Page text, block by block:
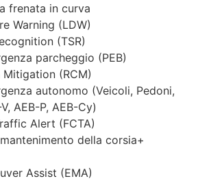
frenata in curva
Warning (LDW)
(TSR)
parcheggio (PEB)
Mitigation (RCM)
autonomo (Veicoli, Pedoni,
AEB-P, AEB-Cy)
Alert (FCTA)
della corsia+
Assist (EMA)